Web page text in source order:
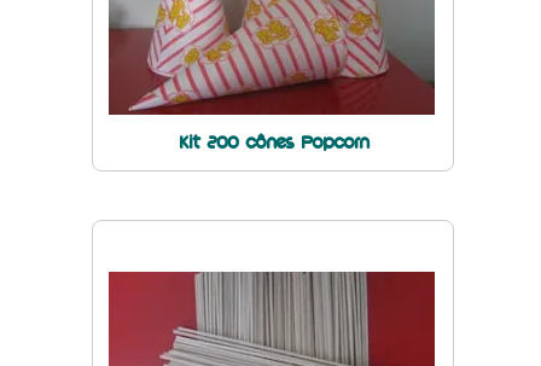
Kit 200 cônes Popcorn